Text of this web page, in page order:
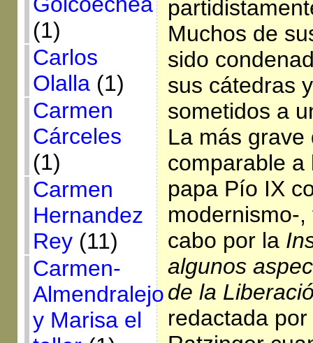
(1)
Carlos
Olalla(1)
Carmen
Cárceles
(1)
Carmen
Hernandez
Rey(11)
Carmen-
Almendralejo
y Marisa el
Muchos de
sido
sus cátedras
sometidos a
La más
comparable
papa Pío IX
modernismo-
cabo por la
algunos
de la
redactada